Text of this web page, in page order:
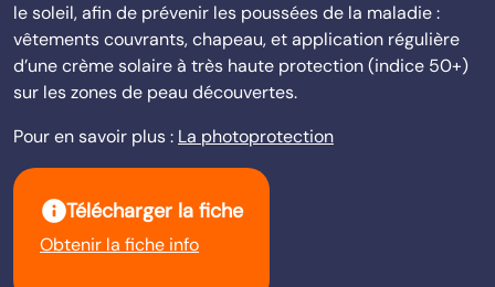
le soleil, afin de prévenir les poussées de la maladie :
vêtements couvrants, chapeau, et application régulière
d’une crème solaire à très haute protection (indice 50+)
sur les zones de peau découvertes.
Pour en savoir plus : La photoprotection
infoTélécharger la fiche
Obtenir la fiche info